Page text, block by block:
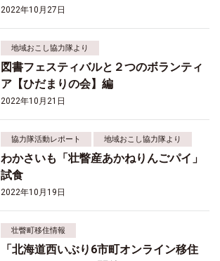
2022年10月27日
地域おこし協力隊より
図書フェスティバルと２つのボランティ
ア【ひだまりの会】編
2022年10月21日
協力隊活動レポート 地域おこし協力隊より
わかさいも「壮瞥産あかねりんごパイ」
試食
2022年10月19日
壮瞥町移住情報
「北海道西いぶり6市町オンライン移住